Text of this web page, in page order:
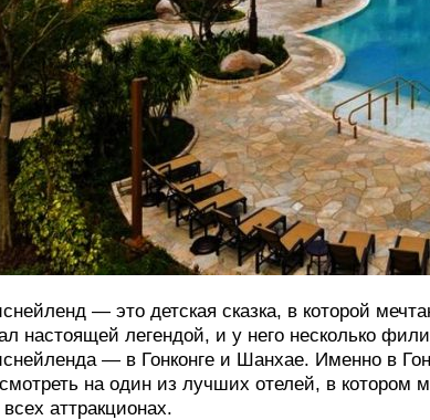
― это детская сказка, в которой
настоящей легендой, и у него несколько
― в Гонконге и Шанхае. Именно в
на один из лучших отелей, в котором
аттракционах.